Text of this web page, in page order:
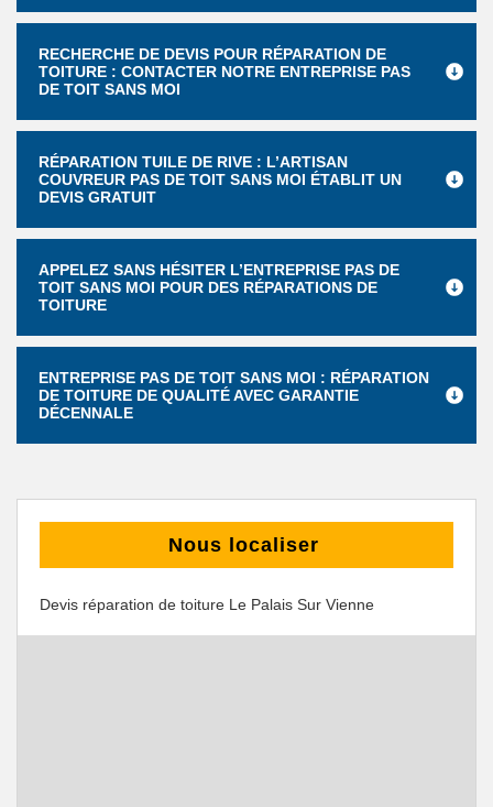
RECHERCHE DE DEVIS POUR RÉPARATION DE
TOITURE : CONTACTER NOTRE ENTREPRISE PAS
DE TOIT SANS MOI
RÉPARATION TUILE DE RIVE : L’ARTISAN
COUVREUR PAS DE TOIT SANS MOI ÉTABLIT UN
DEVIS GRATUIT
APPELEZ SANS HÉSITER L’ENTREPRISE PAS DE
TOIT SANS MOI POUR DES RÉPARATIONS DE
TOITURE
ENTREPRISE PAS DE TOIT SANS MOI : RÉPARATION
DE TOITURE DE QUALITÉ AVEC GARANTIE
DÉCENNALE
Nous localiser
Devis réparation de toiture Le Palais Sur Vienne